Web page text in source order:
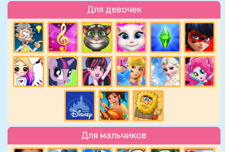
Для девочек
Для мальчиков